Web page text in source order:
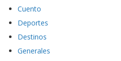
Cuento
Deportes
Destinos
Generales